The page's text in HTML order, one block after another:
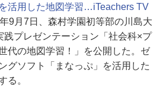
活用した地図学習…iTeachers TV
9月7日、森村学園初等部の川島大
践プレゼンテーション「社会科×プ
代の地図学習！」を公開した。ゼ
グソフト「まなっぷ」を活用した
る。